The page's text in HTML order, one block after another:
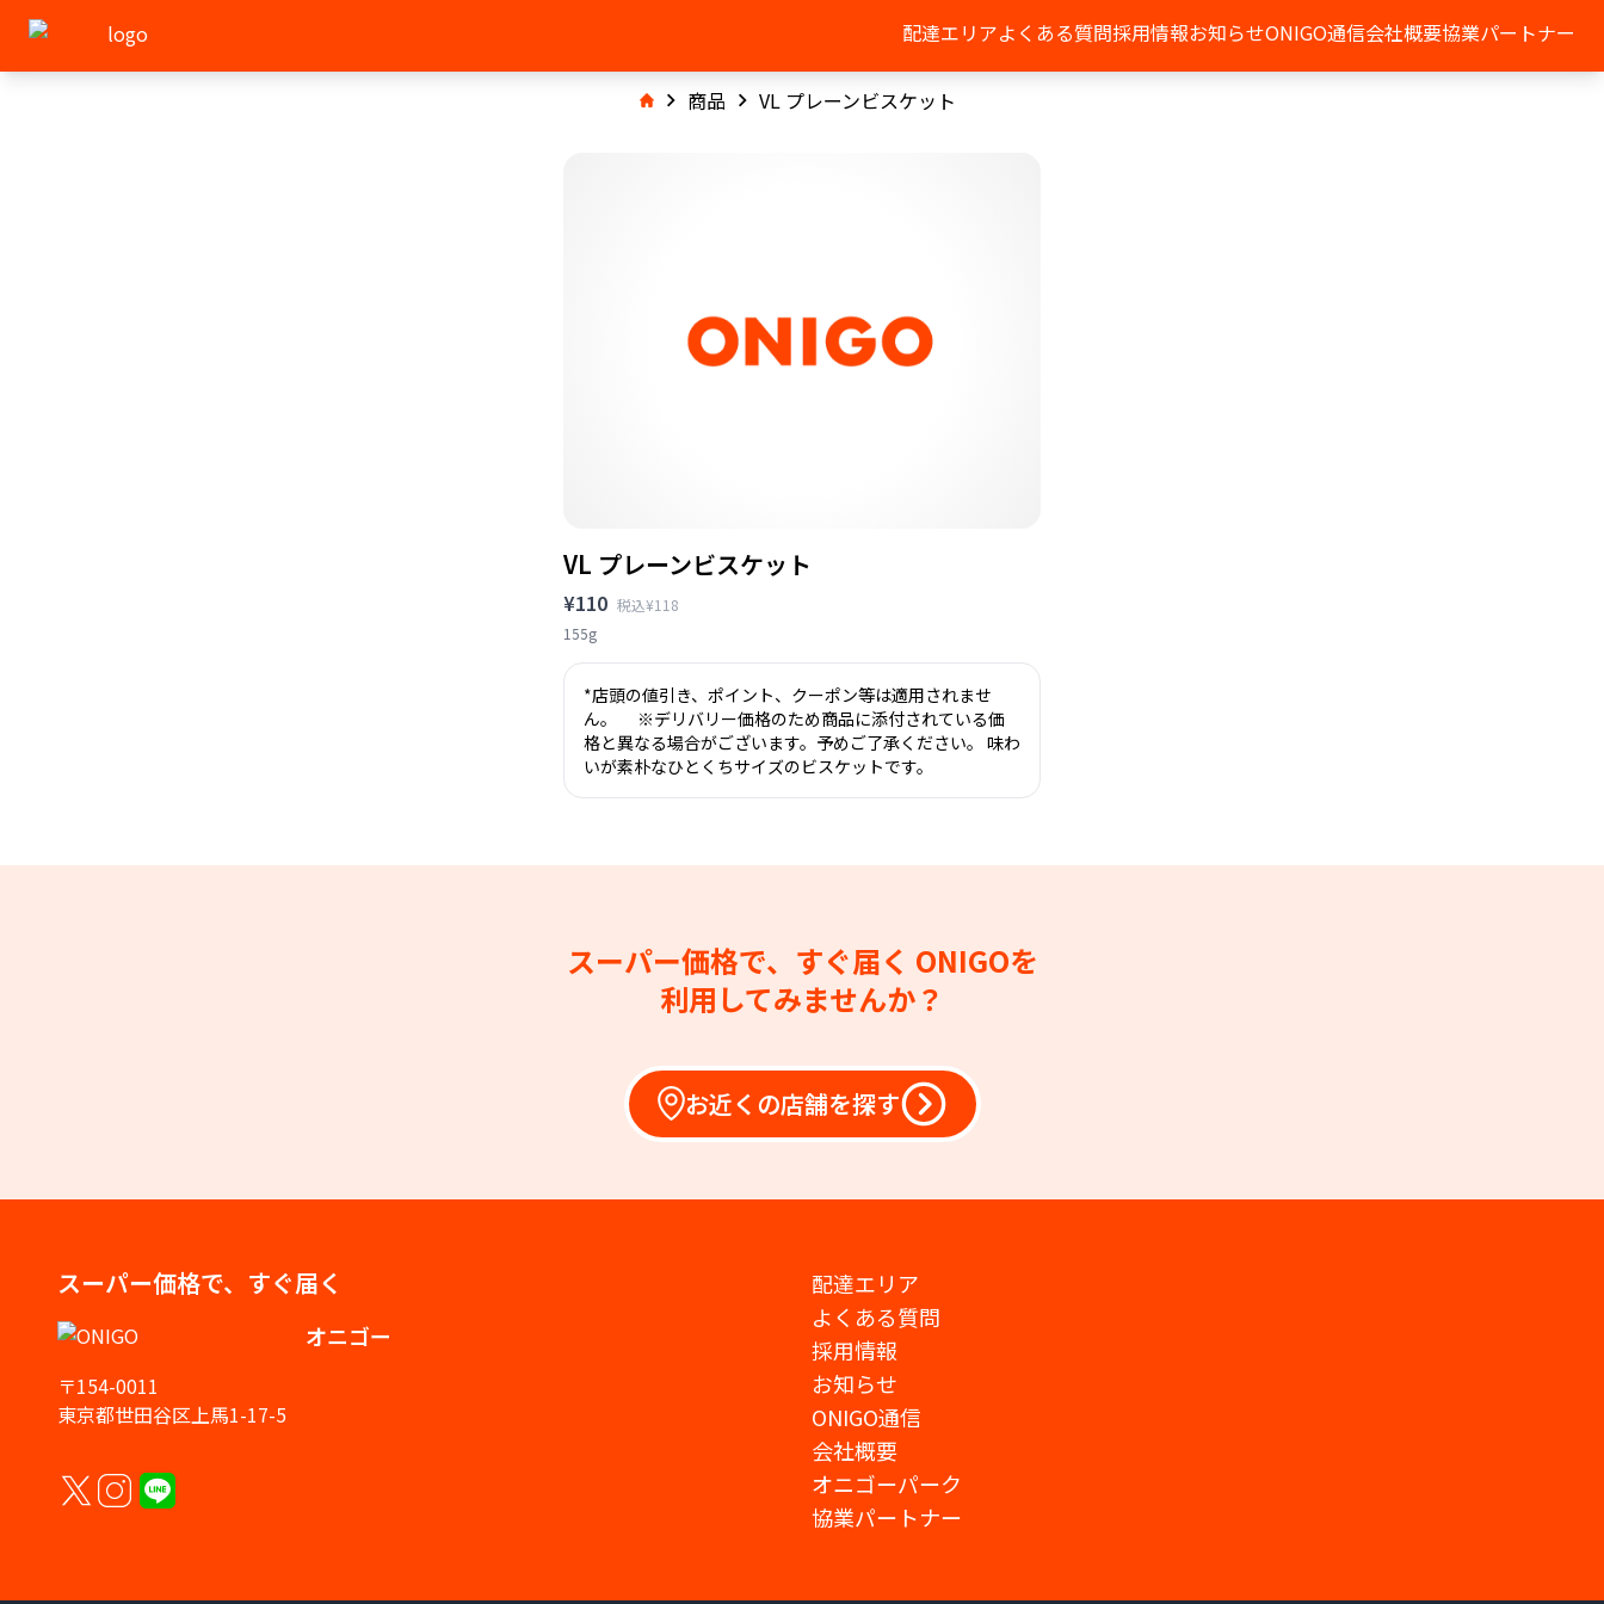
配達エリアよくある質問採用情報お知らせONIGO通信会社概要協業パートナー
商品 VL プレーンビスケット
VL プレーンビスケット
¥110 税込¥118
155g
*店頭の値引き、ポイント、クーポン等は適用されませ
ん。 ※デリバリー価格のため商品に添付されている価
格と異なる場合がございます。予めご了承ください。 味わ
いが素朴なひとくちサイズのビスケットです。
スーパー価格で、すぐ届く ONIGOを
利用してみませんか？
お近くの店舗を探す
スーパー価格で、すぐ届く
オニゴー
〒154-0011
東京都世田谷区上馬1-17-5
配達エリア
よくある質問
採用情報
お知らせ
ONIGO通信
会社概要
オニゴーパーク
協業パートナー